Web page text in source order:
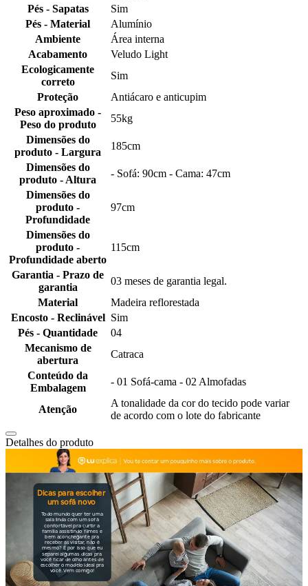
Pés - Sapatas
Sim
Pés - Material
Alumínio
Ambiente
Área interna
Acabamento
Veludo Light
Ecologicamente
correto
Sim
Proteção
Antiácaro e anticupim
Peso aproximado -
Peso do produto
55kg
Dimensões do
produto - Largura
185cm
Dimensões do
produto - Altura
- Sofá: 90cm - Cama: 47cm
Dimensões do
produto -
Profundidade
97cm
Dimensões do
produto -
Profundidade aberto
115cm
Garantia - Prazo de
garantia
03 meses de garantia legal.
Material
Madeira reflorestada
Encosto - Reclinável Sim
Pés - Quantidade
04
Mecanismo de
abertura
Catraca
Conteúdo da
Embalagem
- 01 Sofá-cama - 02 Almofadas
Atenção
A tonalidade da cor do tecido pode variar
de acordo com o lote do fabricante
Detalhes do produto